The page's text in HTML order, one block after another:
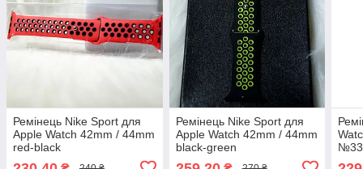
Ремінець Nike Sport для
Apple Watch 42mm / 44mm
red-black
Ремінець Nike Sport для
Apple Watch 42mm / 44mm
black-green
№33